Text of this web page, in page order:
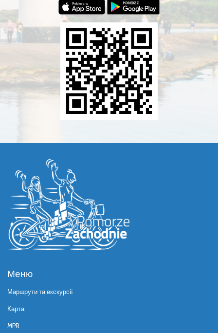
Меню
Маршрути та екскурсії
Карта
MPR